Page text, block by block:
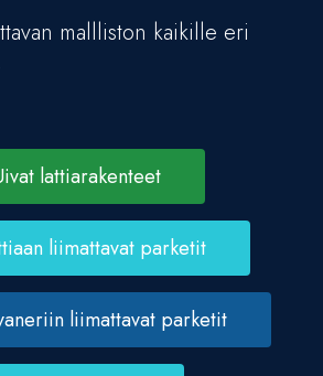
mallliston kaikille eri
lattiarakenteet
liimattavat parketit
liimattavat parketit